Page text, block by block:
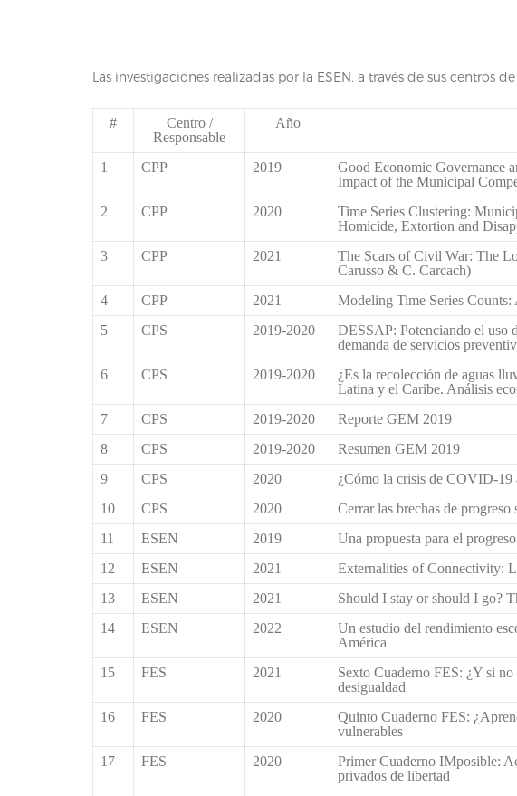
Las investigaciones realizadas por la ESEN, a través de sus centros
#
Centro /
Responsable
Año
1 CPP 2019
Good Economic Governance
Impact of the Municipal
2
CPP 2020
Time Series Clustering:
Homicide, Extortion and
3
CPP 2021
The Scars of Civil War: The
Carusso & C. Carcach)
4
CPP 2021
Modeling Time Series
5
CPS 2019-2020
DESSAP: Potenciando el uso
demanda de servicios
6 CPS 2019-2020
¿Es la recolección de aguas
Latina y el Caribe. Análisis
7 CPS 2019-2020 Reporte GEM 2019
8
CPS 2019-2020 Resumen GEM 2019
9
CPS 2020 ¿Cómo la crisis de COVID-19
10
CPS 2020 Cerrar las brechas de
11
ESEN 2019 Una propuesta para el
12
ESEN 2021 Externalities of Connectivity:
13
ESEN 2021 Should I stay or should I go?
14
ESEN 2022
Un estudio del rendimiento
América
15
FES 2021
Sexto Cuaderno FES: ¿Y si
desigualdad
16 FES 2020
Quinto Cuaderno FES:
vulnerables
17 FES 2020
Primer Cuaderno IMposible:
privados de libertad